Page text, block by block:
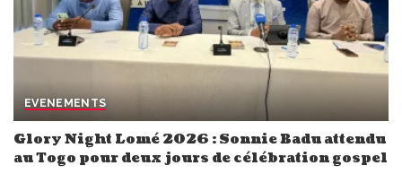
EVENEMENTS
Glory Night Lomé 2026 : Sonnie Badu attendu
au Togo pour deux jours de célébration gospel